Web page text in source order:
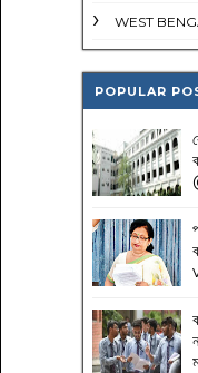
WEST
POPULAR